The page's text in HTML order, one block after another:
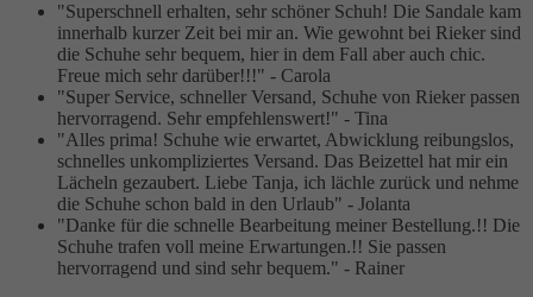
"Superschnell erhalten, sehr schöner Schuh! Die Sandale kam
innerhalb kurzer Zeit bei mir an. Wie gewohnt bei Rieker sind
die Schuhe sehr bequem, hier in dem Fall aber auch chic.
Freue mich sehr darüber!!!" - Carola
"Super Service, schneller Versand, Schuhe von Rieker passen
hervorragend. Sehr empfehlenswert!" - Tina
"Alles prima! Schuhe wie erwartet, Abwicklung reibungslos,
schnelles unkompliziertes Versand. Das Beizettel hat mir ein
Lächeln gezaubert. Liebe Tanja, ich lächle zurück und nehme
die Schuhe schon bald in den Urlaub" - Jolanta
"Danke für die schnelle Bearbeitung meiner Bestellung.!! Die
Schuhe trafen voll meine Erwartungen.!! Sie passen
hervorragend und sind sehr bequem." - Rainer